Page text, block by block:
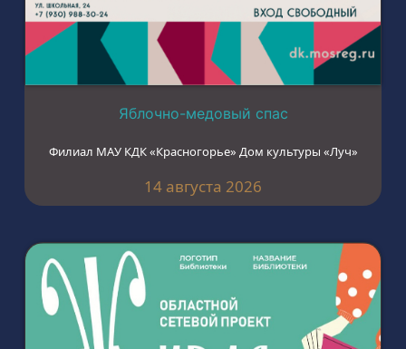
Яблочно-медовый спас
Филиал МАУ КДК «Красногорье» Дом культуры «Луч»
14 августа 2026